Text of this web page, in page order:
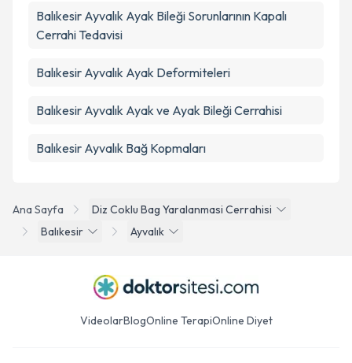
Ana Sayfa
Diz Coklu Bag Yaralanmasi Cerrahisi
Balıkesir
Ayvalık
Balıkesir Ayvalık Ayak Bileği Sorunlarının Kapalı
Cerrahi Tedavisi
Balıkesir Ayvalık Ayak Deformiteleri
Balıkesir Ayvalık Ayak ve Ayak Bileği Cerrahisi
Balıkesir Ayvalık Bağ Kopmaları
VideolarBlogOnline TerapiOnline Diyet